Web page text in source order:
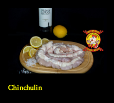
Chinchulin